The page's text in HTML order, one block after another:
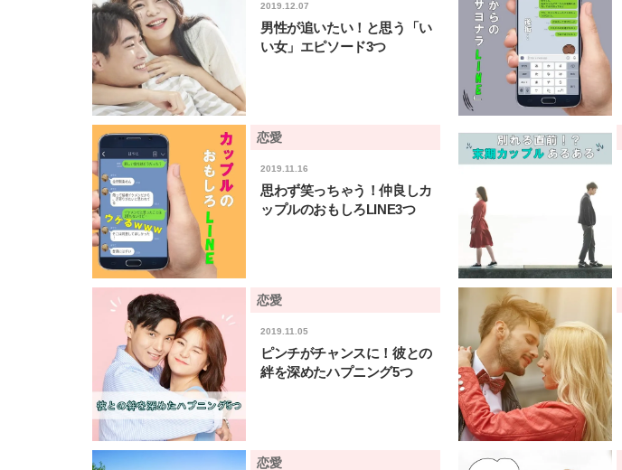
2019.12.07
男性が追いたい！と思う「い
い女」エピソード3つ
恋愛
2019.11.16
思わず笑っちゃう！仲良しカ
ップルのおもしろLINE3つ
恋愛
2019.11.05
ピンチがチャンスに！彼との
絆を深めたハプニング5つ
恋愛
【J’s Picks】ブランドまとめて愛
用中！ J-GIRL有田叶“鉄壁の相
棒”〈ビューティ＆ファッション